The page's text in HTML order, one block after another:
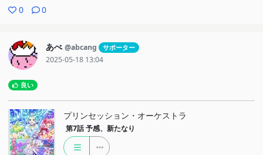
0 0
あべ @abcang サポーター
2025-05-18 13:04
良い
プリンセッション・オーケストラ
第7話 予感、新たなり